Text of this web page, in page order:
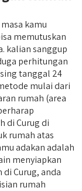
kamu
memutuskan
kalian sanggup
perhitungan
tanggal 24
mulai dari
rumah (area
di Curug di
rumah atas
adakan adalah
menyiapkan
Curug, anda
rumah